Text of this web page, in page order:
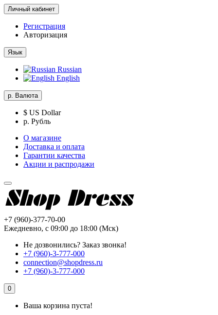
Личный кабинет
Регистрация
Авторизация
Язык
Russian
English
р. Валюта
$ US Dollar
р. Рубль
О магазине
Доставка и оплата
Гарантии качества
Акции и распродажи
+7 (960)-377-70-00
Ежедневно, с 09:00 до 18:00 (Мск)
Не дозвонились? Заказ звонка!
+7 (960)-3-777-000
connection@shopdress.ru
+7 (960)-3-777-000
0
Ваша корзина пуста!